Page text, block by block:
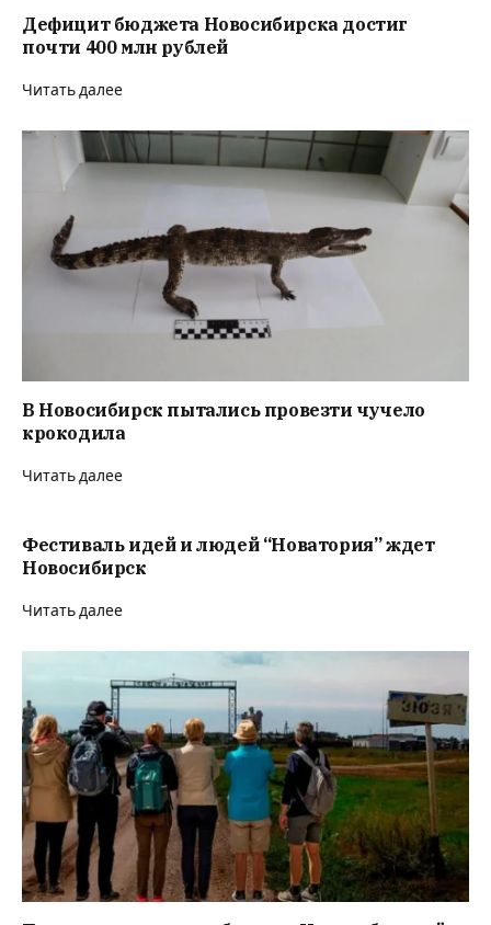
Дефицит бюджета Новосибирска достиг
почти 400 млн рублей
Читать далее
В Новосибирск пытались провезти чучело
крокодила
Читать далее
Фестиваль идей и людей “Новатория” ждет
Новосибирск
Читать далее